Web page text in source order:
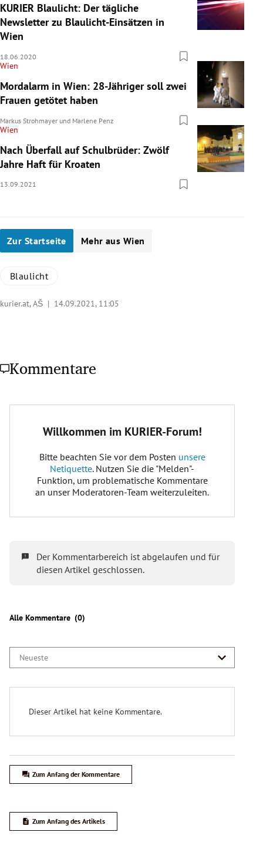
KURIER Blaulicht: Der tägliche
Newsletter zu Blaulicht-Einsätzen in
Wien
18.06.2020
Wien
Mordalarm in Wien: 28-Jähriger soll zwei
Frauen getötet haben
Markus Strohmayer und Marlene Penz
Wien
Nach Überfall auf Schulbrüder: Zwölf
Jahre Haft für Kroaten
13.09.2021
Zur Startseite Mehr aus Wien
Blaulicht
kurier.at, AŠ | 14.09.2021, 11:05
Kommentare